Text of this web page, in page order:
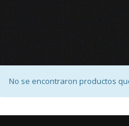
No se encontraron productos